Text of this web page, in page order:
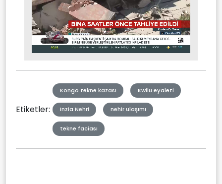
Mute Stream
Etiketler:
Kongo tekne kazası Kwilu eyaleti
Inzia Nehri nehir ulaşımı
tekne faciası